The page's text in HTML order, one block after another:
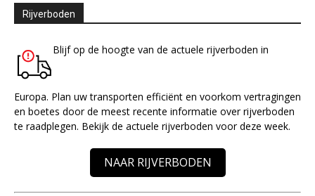
Rijverboden
Blijf op de hoogte van de actuele rijverboden in
Europa. Plan uw transporten efficiënt en voorkom vertragingen
en boetes door de meest recente informatie over rijverboden
te raadplegen. Bekijk de actuele rijverboden voor deze week.
NAAR RIJVERBODEN